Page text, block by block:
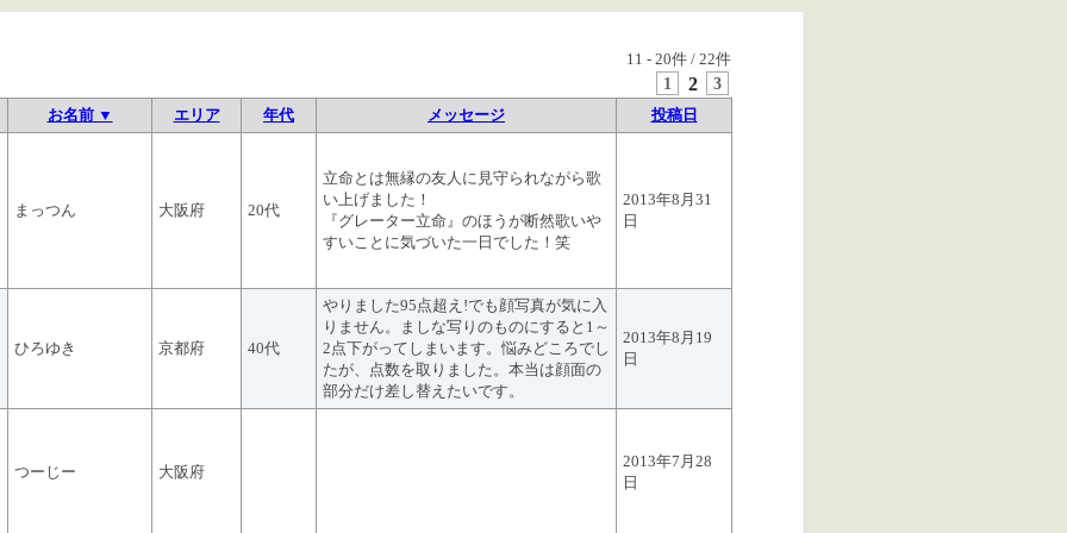
11 - 20件 / 22件
1 2 3
お名前 ▼ エリア 年代 メッセージ 投稿日
まっつん 大阪府 20代
立命とは無縁の友人に見守られながら歌
い上げました！
『グレーター立命』のほうが断然歌いや
すいことに気づいた一日でした！笑
2013年8月31
日
ひろゆき 京都府 40代
やりました95点超え!でも顔写真が気に入
りません。ましな写りのものにすると1～
2点下がってしまいます。悩みどころでし
たが、点数を取りました。本当は顔面の
部分だけ差し替えたいです。
2013年8月19
日
つーじー 大阪府
2013年7月28
日